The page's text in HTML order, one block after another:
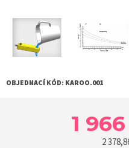
OBJEDNACÍ KÓD: KAROO.001
1
2